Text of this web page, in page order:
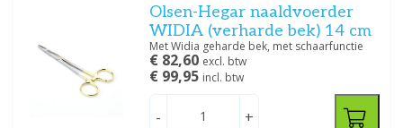
Olsen-Hegar naaldvoerder
WIDIA (verharde bek) 14 cm
Met Widia geharde bek, met schaarfunctie
€ 82,60 excl. btw
€ 99,95 incl. btw
- +